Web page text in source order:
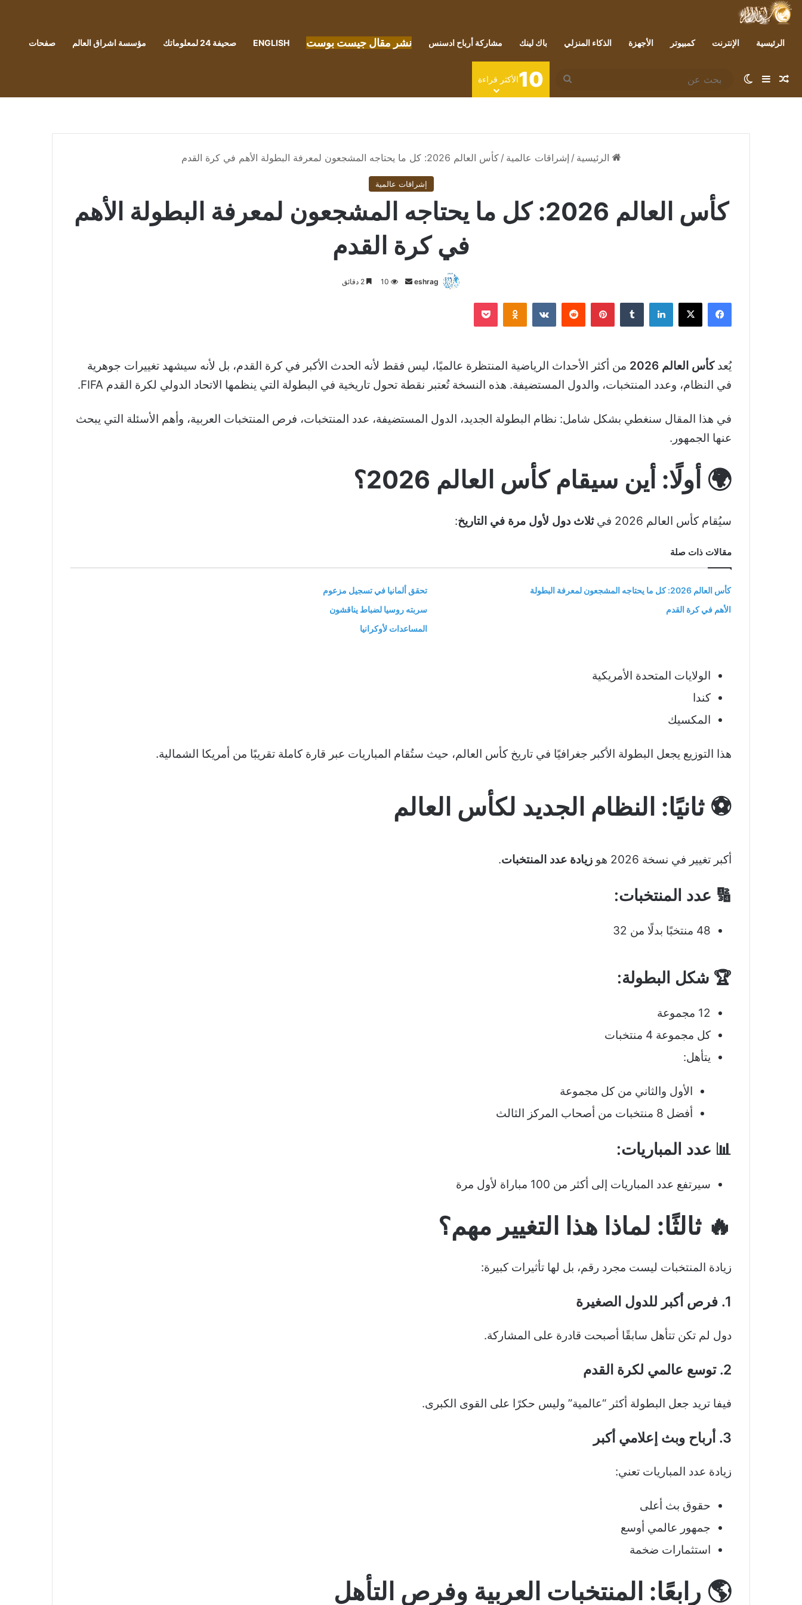
الرئيسية الإنترنت كمبيوتر الأجهزة الذكاء المنزلي باك لينك مشاركة أرباح ادسنس نشر مقال جيست بوست ENGLISH صحيفة 24 لمعلوماتك مؤسسة اشراق العالم صفحات
مقال عشوائي
إضافة عمود جانبي
الوضع المظلم
بحث
عن
10الأكثر قراءة
الرئيسية / إشراقات عالمية / كأس العالم 2026: كل ما يحتاجه المشجعون لمعرفة البطولة الأهم في كرة القدم
إشراقات عالمية
كأس العالم 2026: كل ما يحتاجه المشجعون لمعرفة البطولة الأهم
في كرة القدم
eshrag
أرسل 10
فيسبوك
‫X لينكدإن بينتيريست Odnoklassniki
‫Pocket
يُعدكأس العالم 2026
من أكثر الأحداث الرياضية المنتظرة عالميًا، ليس فقط لأنه الحدث الأكبر في كرة القدم، بل لأنه سيشهد تغييرات جوهرية
في النظام، وعدد المنتخبات، والدول المستضيفة. هذه النسخة تُعتبر نقطة تحول تاريخية في البطولة التي ينظمها الاتحاد الدولي لكرة القدم FIFA.
في هذا المقال سنغطي بشكل شامل: نظام البطولة الجديد، الدول المستضيفة، عدد المنتخبات، فرص المنتخبات العربية، وأهم الأسئلة التي يبحث
عنها الجمهور.
🌍 أولًا: أين سيقام كأس العالم 2026؟
سيُقام كأس العالم 2026 في ثلاث دول لأول مرة في التاريخ:
مقالات ذات صلة
كأس العالم 2026: كل ما يحتاجه المشجعون لمعرفة البطولة
الأهم في كرة القدم
تحقق ألمانيا في تسجيل مزعوم
سربته روسيا لضباط يناقشون
المساعدات لأوكرانيا
الولايات المتحدة الأمريكية
كندا
المكسيك
هذا التوزيع يجعل البطولة الأكبر جغرافيًا في تاريخ كأس العالم، حيث ستُقام المباريات عبر قارة كاملة تقريبًا من أمريكا الشمالية.
⚽ ثانيًا: النظام الجديد لكأس العالم
أكبر تغيير في نسخة 2026 هو زيادة عدد المنتخبات.
🔢 عدد المنتخبات:
48 منتخبًا بدلًا من 32
🏆 شكل البطولة:
12 مجموعة
كل مجموعة 4 منتخبات
يتأهل:
الأول والثاني من كل مجموعة
أفضل 8 منتخبات من أصحاب المركز الثالث
📊 عدد المباريات:
سيرتفع عدد المباريات إلى أكثر من 100 مباراة لأول مرة
🔥 ثالثًا: لماذا هذا التغيير مهم؟
زيادة المنتخبات ليست مجرد رقم، بل لها تأثيرات كبيرة:
1. فرص أكبر للدول الصغيرة
دول لم تكن تتأهل سابقًا أصبحت قادرة على المشاركة.
2. توسع عالمي لكرة القدم
فيفا تريد جعل البطولة أكثر “عالمية” وليس حكرًا على القوى الكبرى.
3. أرباح وبث إعلامي أكبر
زيادة عدد المباريات تعني:
حقوق بث أعلى
جمهور عالمي أوسع
استثمارات ضخمة
🌎 رابعًا: المنتخبات العربية وفرص التأهل